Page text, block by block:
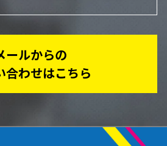
ールからの
合わせはこちら